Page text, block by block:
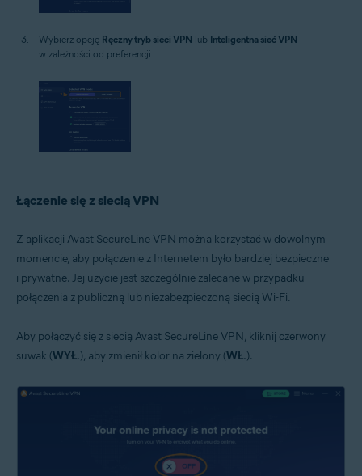
Wybierz opcję Ręczny tryb sieci VPN lub Inteligentna sieć VPN
w zależności od preferencji.
Łączenie się z siecią VPN
Z aplikacji Avast SecureLine VPN można korzystać w dowolnym
momencie, aby połączenie z Internetem było bardziej bezpieczne
i prywatne. Jej użycie jest szczególnie zalecane w przypadku
połączenia z publiczną lub niezabezpieczoną siecią Wi-Fi.
Aby połączyć się z siecią Avast SecureLine VPN, kliknij czerwony
suwak (WYŁ.), aby zmienił kolor na zielony (WŁ.).